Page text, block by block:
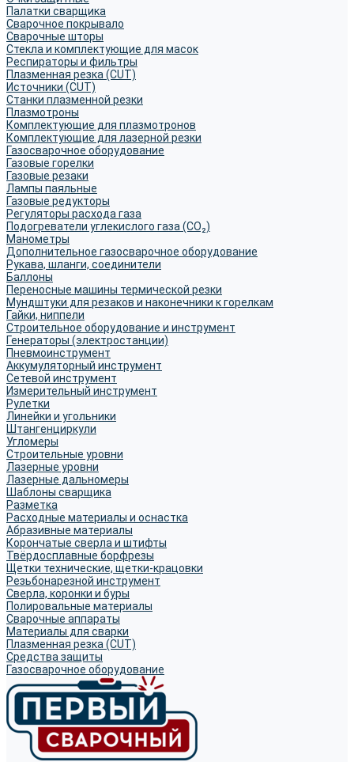
Палатки сварщика
Сварочное покрывало
Сварочные шторы
Стекла и комплектующие для масок
Респираторы и фильтры
Плазменная резка (CUT)
Источники (CUT)
Станки плазменной резки
Плазмотроны
Комплектующие для плазмотронов
Комплектующие для лазерной резки
Газосварочное оборудование
Газовые горелки
Газовые резаки
Лампы паяльные
Газовые редукторы
Регуляторы расхода газа
Подогреватели углекислого газа (CO₂)
Манометры
Дополнительное газосварочное оборудование
Рукава, шланги, соединители
Баллоны
Переносные машины термической резки
Мундштуки для резаков и наконечники к горелкам
Гайки, ниппели
Строительное оборудование и инструмент
Генераторы (электростанции)
Пневмоинструмент
Аккумуляторный инструмент
Сетевой инструмент
Измерительный инструмент
Рулетки
Линейки и угольники
Штангенциркули
Угломеры
Строительные уровни
Лазерные уровни
Лазерные дальномеры
Шаблоны сварщика
Разметка
Расходные материалы и оснастка
Абразивные материалы
Корончатые сверла и штифты
Твёрдосплавные борфрезы
Щетки технические, щетки-крацовки
Резьбонарезной инструмент
Сверла, коронки и буры
Полировальные материалы
Сварочные аппараты
Материалы для сварки
Плазменная резка (CUT)
Средства защиты
Газосварочное оборудование